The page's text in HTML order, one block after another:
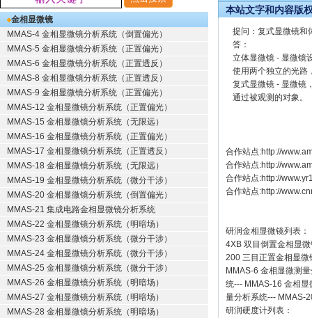
金相显微镜
MMAS-4 金相显微镜分析系统（倒置偏光）
MMAS-5 金相显微镜分析系统（正置偏光）
MMAS-6 金相显微镜分析系统（正置透反）
MMAS-8 金相显微镜分析系统（正置透反）
MMAS-9 金相显微镜分析系统（正置偏光）
MMAS-12 金相显微镜分析系统（正置偏光）
MMAS-15 金相显微镜分析系统（无限远）
MMAS-16 金相显微镜分析系统（正置偏光）
MMAS-17 金相显微镜分析系统（正置透反）
MMAS-18 金相显微镜分析系统（无限远）
MMAS-19 金相显微镜分析系统（微分干涉）
MMAS-20 金相显微镜分析系统（倒置偏光）
MMAS-21 集成电路金相显微镜分析系统
MMAS-22 金相显微镜分析系统（明暗场）
MMAS-23 金相显微镜分析系统（微分干涉）
MMAS-24 金相显微镜分析系统（微分干涉）
MMAS-25 金相显微镜分析系统（微分干涉）
MMAS-26 金相显微镜分析系统（明暗场）
MMAS-27 金相显微镜分析系统（明暗场）
MMAS-28 金相显微镜分析系统（明暗场）
本站文字和内容版
提问：复式显微镜和
答：
立体显微镜 - 显微镜
使用两个独立的光路
复式显微镜 - 显微镜
通过被观测的对象。
合作站点:http://
合作站点:http://
合作站点:http://
合作站点:http://
研润金相显微镜列表：
4XB 双目倒置金相显
200 三目正置金相显微
MMAS-6 金相显微测
统--- MMAS-16 金相显
量分析系统--- MMAS-
研润硬度计列表：